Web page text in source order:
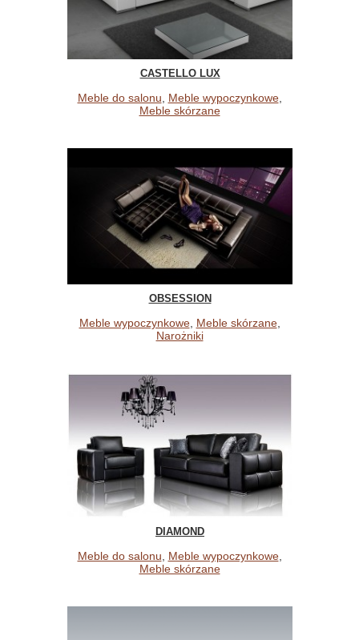
CASTELLO LUX
Meble do salonu Meble wypoczynkowe,
Meble skórzane
OBSESSION
Meble wypoczynkowe, Meble skórzane,
Narożniki
DIAMOND
Meble do salonu, Meble wypoczynkowe,
Meble skórzane